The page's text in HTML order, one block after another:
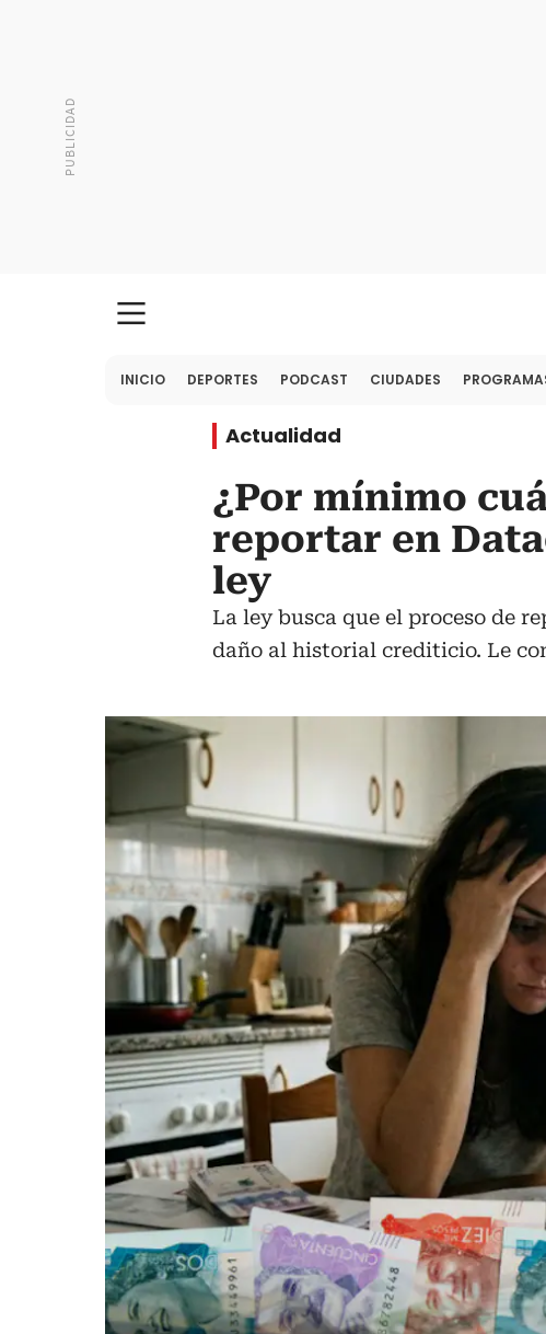
INICIO DEPORTES PODCAST CIUDADES
Actualidad
¿Por mínimo
reportar en
ley
La ley busca que el proceso de
daño al historial crediticio. Le